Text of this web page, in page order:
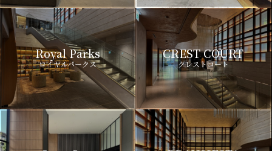
Royal Parks
ロイヤルパークス
CREST COURT
クレストコート